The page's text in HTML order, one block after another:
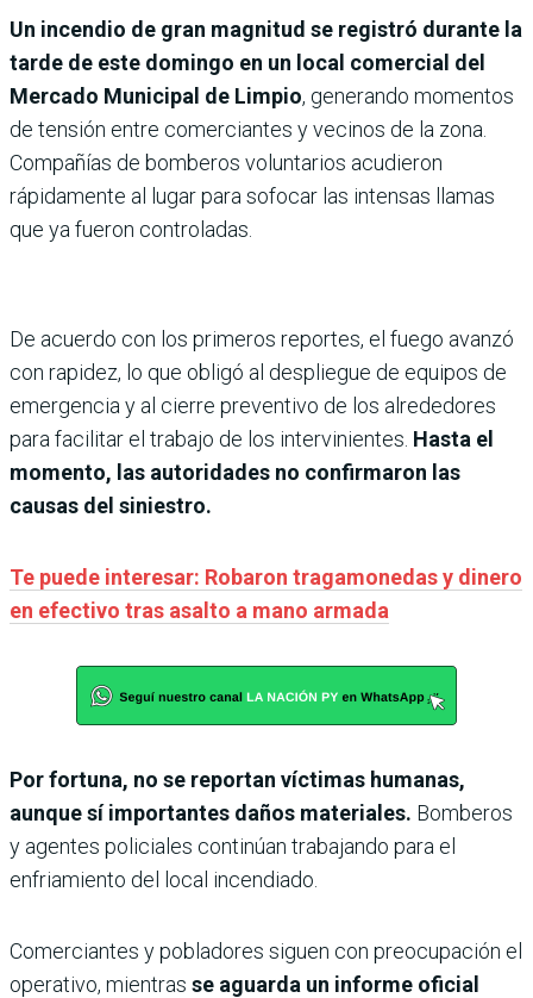
Un incendio de gran magnitud se registró durante la
tarde de este domingo en un local comercial del
Mercado Municipal de Limpio, generando momentos
de tensión entre comerciantes y vecinos de la zona.
Compañías de bomberos voluntarios acudieron
rápidamente al lugar para sofocar las intensas llamas
que ya fueron controladas.
De acuerdo con los primeros reportes, el fuego avanzó
con rapidez, lo que obligó al despliegue de equipos de
emergencia y al cierre preventivo de los alrededores
para facilitar el trabajo de los intervinientes. Hasta el
momento, las autoridades no confirmaron las
causas del siniestro.
Te puede interesar: Robaron tragamonedas y dinero
en efectivo tras asalto a mano armada
Por fortuna, no se reportan víctimas humanas,
aunque sí importantes daños materiales. Bomberos
y agentes policiales continúan trabajando para el
enfriamiento del local incendiado.
Comerciantes y pobladores siguen con preocupación el
operativo, mientras se aguarda un informe oficial